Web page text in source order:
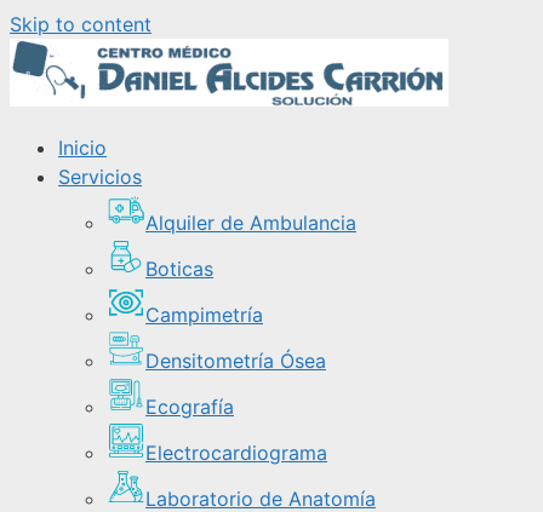
Skip to content
Inicio
Servicios
Alquiler de Ambulancia
Boticas
Campimetría
Densitometría Ósea
Ecografía
Electrocardiograma
Laboratorio de Anatomía